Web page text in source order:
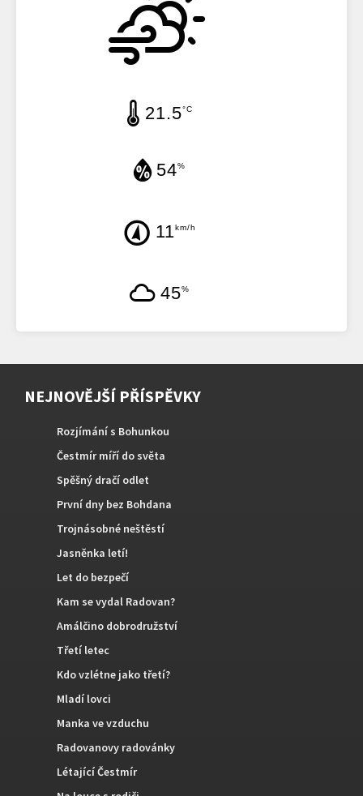
21.5°C
54%
11km/h
45%
NEJNOVĚJŠÍ PŘÍSPĚVKY
Rozjímání s Bohunkou
Čestmír míří do světa
Spěšný dračí odlet
První dny bez Bohdana
Trojnásobné neštěstí
Jasněnka letí!
Let do bezpečí
Kam se vydal Radovan?
Amálčino dobrodružství
Třetí letec
Kdo vzlétne jako třetí?
Mladí lovci
Manka ve vzduchu
Radovanovy radovánky
Létající Čestmír